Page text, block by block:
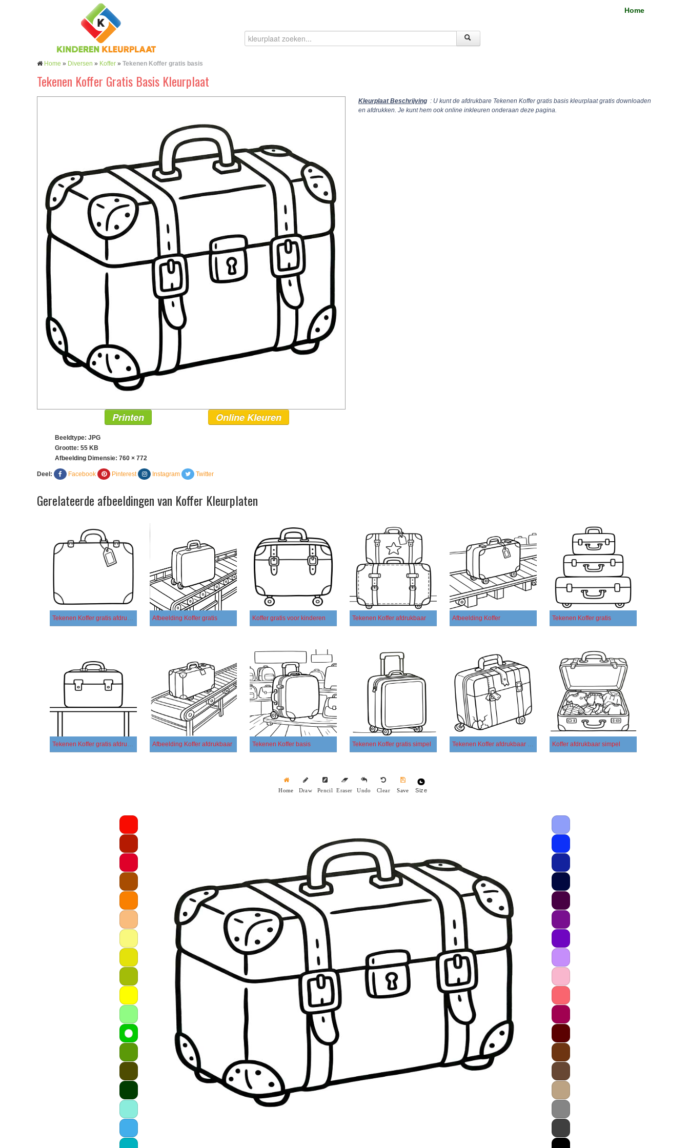
Home
Home » Diversen » Koffer » Tekenen Koffer gratis basis
Tekenen Koffer Gratis Basis Kleurplaat
Kleurplaat Beschrijving : U kunt de afdrukbare Tekenen Koffer gratis basis kleurplaat gratis downloaden
en afdrukken. Je kunt hem ook online inkleuren onderaan deze pagina.
Printen Online Kleuren
Beeldtype: JPG
Grootte: 55 KB
Afbeelding Dimensie: 760 × 772
Deel: Facebook Pinterest Instagram Twitter
Gerelateerde afbeeldingen van Koffer Kleurplaten
Tekenen Koffer gratis afdrukbaar basis Afbeelding Koffer gratis Koffer gratis voor kinderen Tekenen Koffer afdrukbaar Afbeelding Koffer Tekenen Koffer gratis
Tekenen Koffer gratis afdrukbaar simpel Afbeelding Koffer afdrukbaar Tekenen Koffer basis Tekenen Koffer gratis simpel Tekenen Koffer afdrukbaar eenvoudig Koffer afdrukbaar simpel
Home Draw Pencil Eraser Undo Clear Save Size